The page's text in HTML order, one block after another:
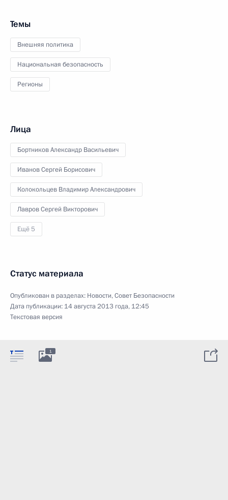
Темы
Внешняя политика
Национальная безопасность
Регионы
Лица
Бортников Александр Васильевич
Иванов Сергей Борисович
Колокольцев Владимир Александрович
Лавров Сергей Викторович
Ещё 5
Статус материала
Опубликован в разделах: Новости,Совет Безопасности
Дата публикации: 14 августа 2013 года, 12:45
Текстовая версия
1